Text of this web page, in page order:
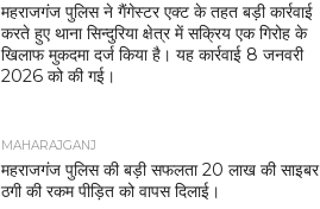
महराजगंज पुलिस ने गैंगेस्टर एक्ट के तहत बड़ी कार्रवाई
करते हुए थाना सिन्दुरिया क्षेत्र में सक्रिय एक गिरोह के
खिलाफ मुकदमा दर्ज किया है। यह कार्रवाई 8 जनवरी
2026 को की गई।
MAHARAJGANJ
महराजगंज पुलिस की बड़ी सफलता 20 लाख की साइबर
ठगी की रकम पीड़ित को वापस दिलाई।